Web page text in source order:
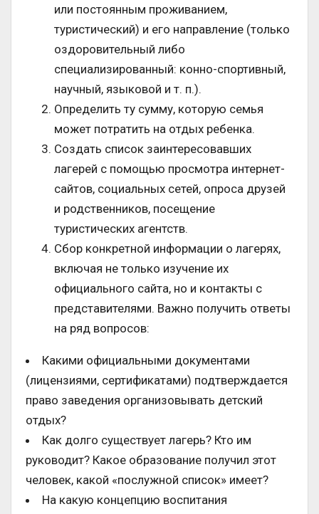
или постоянным проживанием,
туристический) и его направление (только
оздоровительный либо
специализированный: конно-спортивный,
научный, языковой и т. п.).
Определить ту сумму, которую семья
может потратить на отдых ребенка.
Создать список заинтересовавших
лагерей с помощью просмотра интернет-
сайтов, социальных сетей, опроса друзей
и родственников, посещение
туристических агентств.
Сбор конкретной информации о лагерях,
включая не только изучение их
официального сайта, но и контакты с
представителями. Важно получить ответы
на ряд вопросов:
Какими официальными документами
(лицензиями, сертификатами) подтверждается
право заведения организовывать детский
отдых?
Как долго существует лагерь? Кто им
руководит? Какое образование получил этот
человек, какой «послужной список» имеет?
На какую концепцию воспитания